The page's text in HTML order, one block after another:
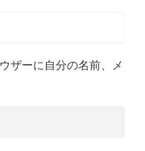
ザーに自分の名前、メ